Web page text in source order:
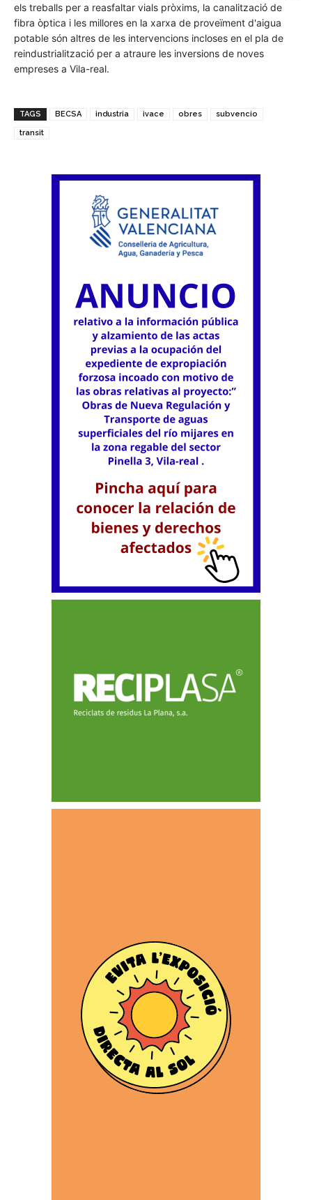
els treballs per a reasfaltar vials pròxims, la canalització de
fibra òptica i les millores en la xarxa de proveïment d'aigua
potable són altres de les intervencions incloses en el pla de
reindustrialització per a atraure les inversions de noves
empreses a Vila-real.
TAGS BECSA industria ivace obres subvencio
transit